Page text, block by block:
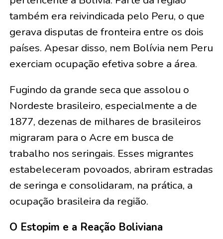
também era reivindicada pelo Peru, o que
gerava disputas de fronteira entre os dois
países. Apesar disso, nem Bolívia nem Peru
exerciam ocupação efetiva sobre a área.
Fugindo da grande seca que assolou o
Nordeste brasileiro, especialmente a de
1877, dezenas de milhares de brasileiros
migraram para o Acre em busca de
trabalho nos seringais. Esses migrantes
estabeleceram povoados, abriram estradas
de seringa e consolidaram, na prática, a
ocupação brasileira da região.
O Estopim e a Reação Boliviana